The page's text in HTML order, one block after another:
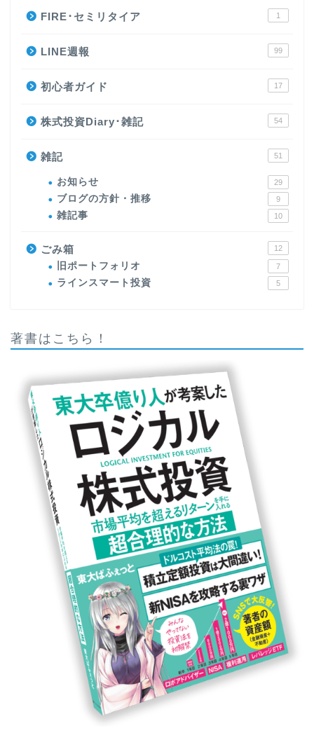
FIRE･セミリタイア 1
LINE週報 99
初心者ガイド 17
株式投資Diary･雑記 54
雑記 51
お知らせ 29
ブログの方針・推移 9
雑記事 10
ごみ箱 12
旧ポートフォリオ 7
ラインスマート投資 5
著書はこちら！